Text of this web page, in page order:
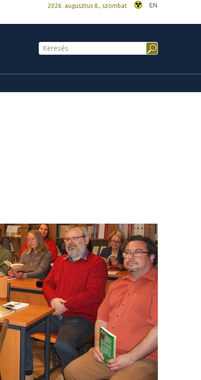
2026. augusztus 8., szombat EN